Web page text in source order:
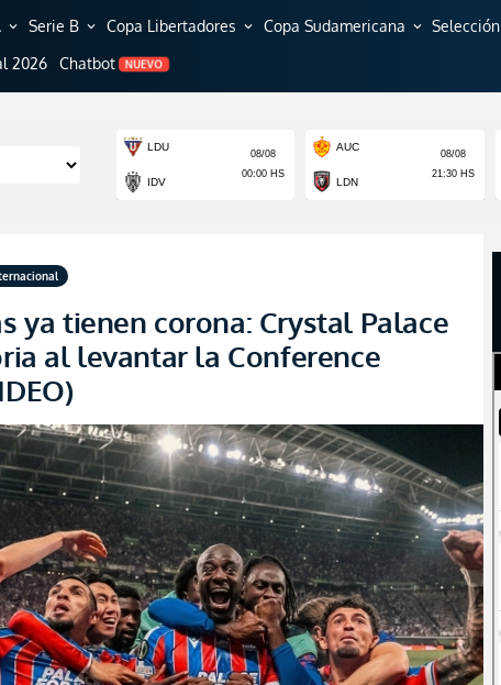
expand_more Serie B expand_more Copa Libertadores expand_more Copa Sudamericana expand_more Selección
2026 Chatbot NUEVO
ya tienen corona: Crystal Palace
al levantar la Conference